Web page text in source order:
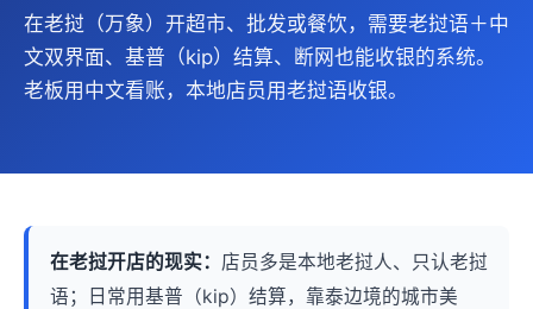
在老挝（万象）开超市、批发或餐饮，需要老挝语＋中
文双界面、基普（kip）结算、断网也能收银的系统。
老板用中文看账，本地店员用老挝语收银。
在老挝开店的现实： 店员多是本地老挝人、只认老挝
语；日常用基普（kip）结算，靠泰边境的城市美